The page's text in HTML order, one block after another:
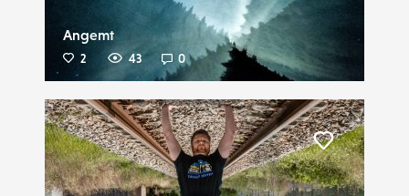
Angemt
2 43 0
Liker